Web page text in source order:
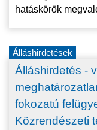
hatáskörök
Álláshirdetések
Álláshirdetés -
fokozatú
Közrendészeti